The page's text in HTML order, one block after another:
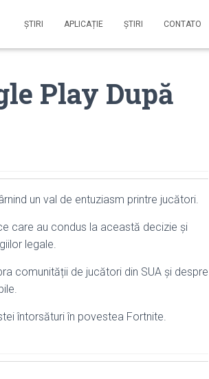
ŞTIRI APLICAȚIE ŞTIRI CONTATO
Play După
un val de entuziasm printre jucători.
care au condus la această decizie și
legale.
comunității de jucători din SUA și despre
întorsături în povestea Fortnite.